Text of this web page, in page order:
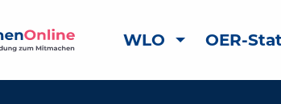
WLO OER-